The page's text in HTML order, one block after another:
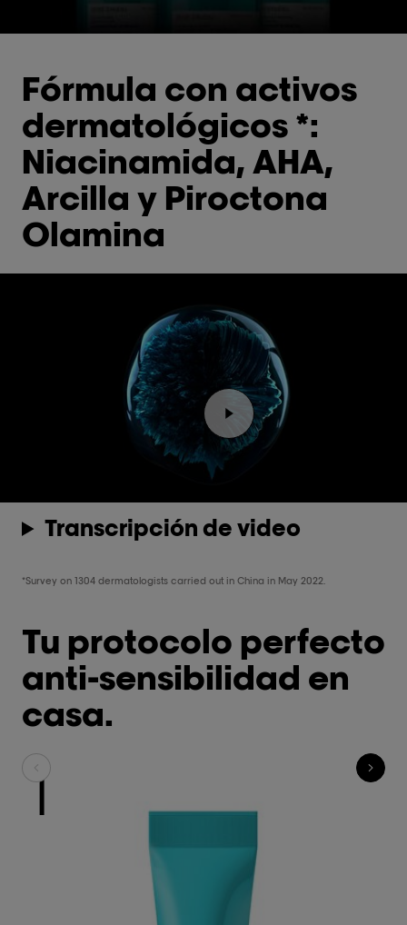
Fórmula con activos
dermatológicos *:
Niacinamida, AHA,
Arcilla y Piroctona
Olamina
Reproducir el video
Transcripción de video
*Survey on 1304 dermatologists carried out in China in May 2022.
Tu protocolo perfecto
anti-sensibilidad en
casa.
1